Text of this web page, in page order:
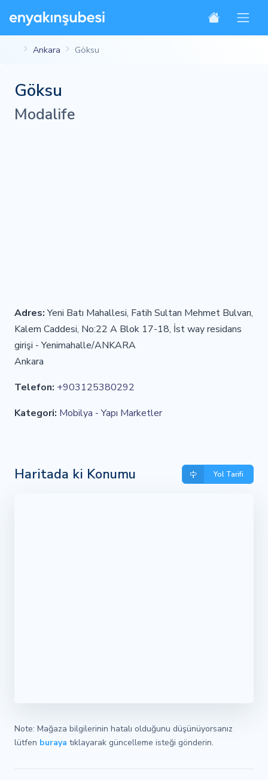
Ankara Göksu
Göksu
Modalife
Adres:Yeni Batı Mahallesi, Fatih Sultan Mehmet Bulvarı,
Kalem Caddesi, No:22 A Blok 17-18, İst way residans
girişi - Yenimahalle/ANKARA
Ankara
Telefon: +903125380292
Kategori: Mobilya - Yapı Marketler
Haritada ki Konumu Yol Tarifi
Note: Mağaza bilgilerinin hatalı olduğunu düşünüyorsanız
lütfen buraya tıklayarak güncelleme isteği gönderin.